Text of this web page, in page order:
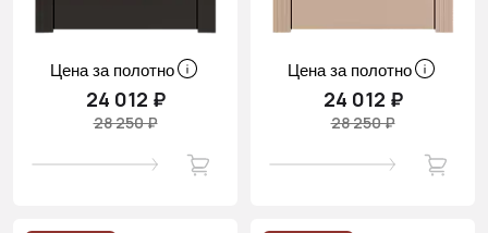
Цена за полотно
24 012 ₽
28 250 ₽
Цена за полотно
24 012 ₽
28 250 ₽